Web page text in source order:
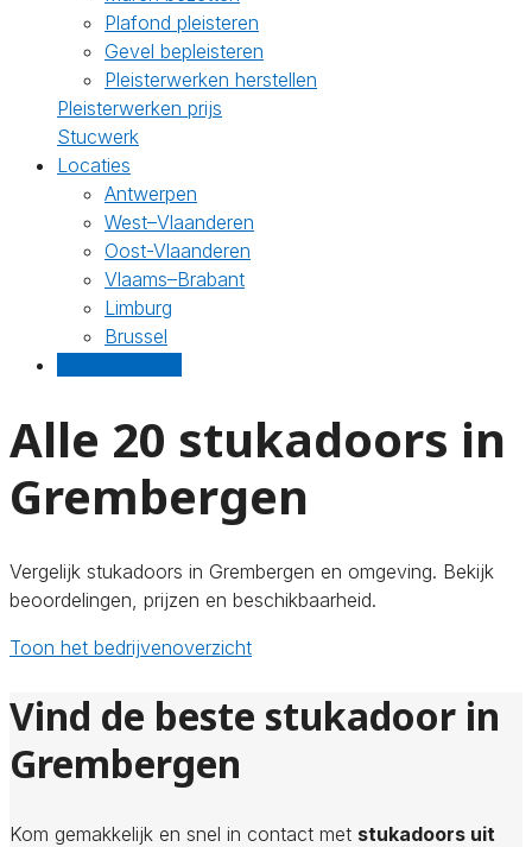
Plafond pleisteren
Gevel bepleisteren
Pleisterwerken herstellen
Pleisterwerken prijs
Stucwerk
Locaties
Antwerpen
West–Vlaanderen
Oost-Vlaanderen
Vlaams–Brabant
Limburg
Brussel
Alle 20 stukadoors in
Grembergen
Vergelijk stukadoors in Grembergen en omgeving. Bekijk
beoordelingen, prijzen en beschikbaarheid.
Toon het bedrijvenoverzicht
Vind de beste stukadoor in
Grembergen
Kom gemakkelijk en snel in contact met stukadoors uit